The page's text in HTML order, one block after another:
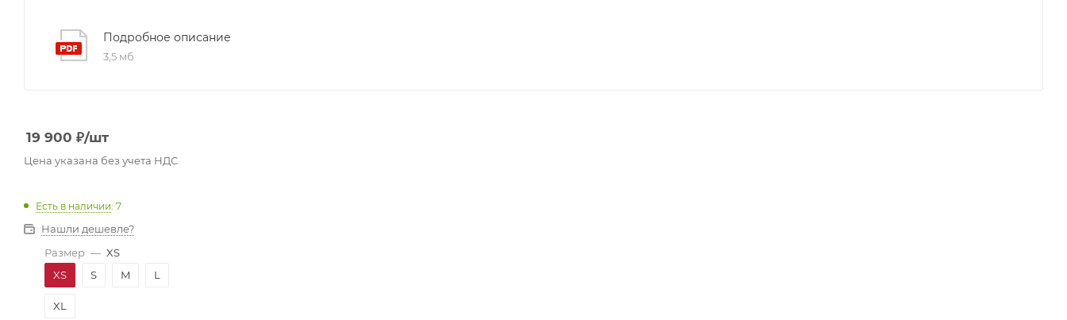
Подробное описание
3,5 мб
19 900 ₽/шт
Цена указана без учета НДС
Есть в наличии: 7
Нашли дешевле?
Размер — XS
XS
S M L
XL